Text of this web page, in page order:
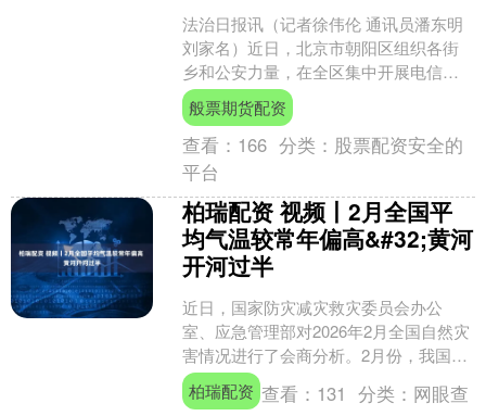
法治日报讯（记者徐伟伦 通讯员潘东明
刘家名）近日，北京市朝阳区组织各街
乡和公安力量，在全区集中开展电信网
络诈骗宣传防范活动，切实守好人民群
众的“钱袋子”。记者....
般票期货配资
查看： 166 分类： 股票配资安全的
平台
柏瑞配资 视频丨2月全国平
均气温较常年偏高&#32;黄河
开河过半
近日，国家防灾减灾救灾委员会办公
室、应急管理部对2026年2月全国自然灾
害情况进行了会商分析。2月份，我国自
然灾害以风雹灾害、低温雨雪冰冻和雪
灾为主。 2月全国....
柏瑞配资 查看： 131 分类： 网眼查